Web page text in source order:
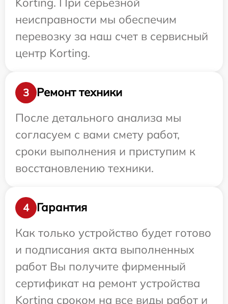
неисправности мы обеспечим
перевозку за наш счет в сервисный
центр Korting.
3
Ремонт техники
После детального анализа мы
согласуем с вами смету работ,
сроки выполнения и приступим к
восстановлению техники.
4
Гарантия
Как только устройство будет готово
и подписания акта выполненных
работ Вы получите фирменный
сертификат на ремонт устройства
Korting сроком на все виды работ и